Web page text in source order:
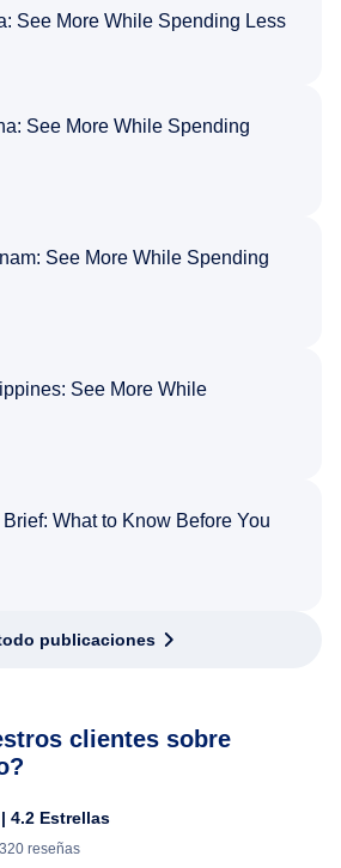
See More While Spending Less
See More While Spending
See More While Spending
See More While
What to Know Before You
publicaciones
clientes sobre
4.2 Estrellas
reseñas